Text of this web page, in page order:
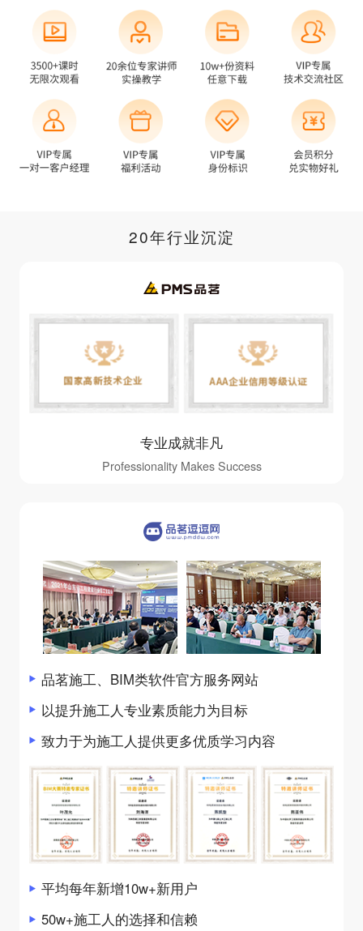
20年行业沉淀
专业成就非凡
Professionality Makes Success
品茗施工、BIM类软件官方服务网站
以提升施工人专业素质能力为目标
致力于为施工人提供更多优质学习内容
平均每年新增10w+新用户
50w+施工人的选择和信赖